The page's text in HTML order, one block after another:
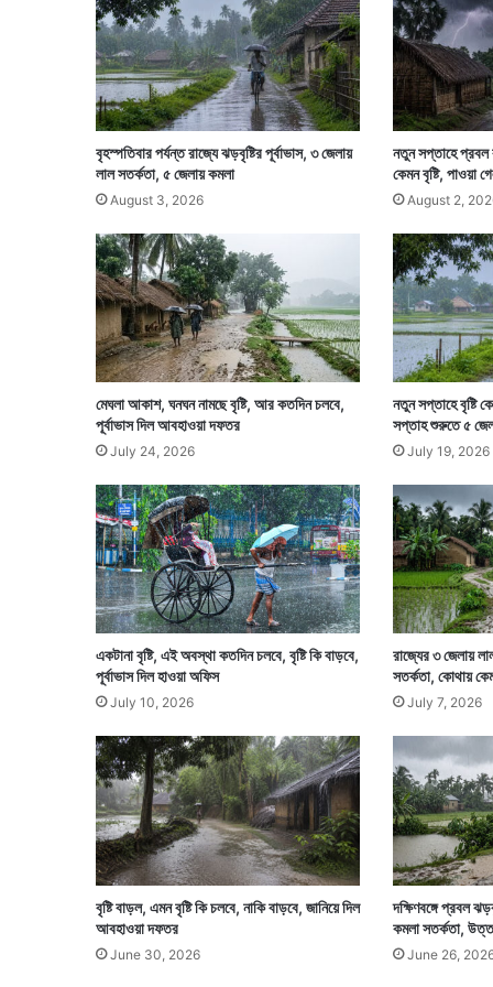
না
মে
সি
!
বৃহস্পতিবার পর্যন্ত রাজ্যে ঝড়বৃষ্টির পূর্বাভাস, ৩ জেলায়
লাল সতর্কতা, ৫ জেলায় কমলা
August 3, 2026
নতুন সপ্তাহে প্রবল
কেমন বৃষ্টি, পাওয়া
August 2,
মেঘলা আকাশ, ঘনঘন নামছে বৃষ্টি, আর কতদিন চলবে,
পূর্বাভাস দিল আবহাওয়া দফতর
July 24, 2026
নতুন সপ্তাহে বৃষ্টি
সপ্তাহ শুরুতে ৫
July 19, 2026
একটানা বৃষ্টি, এই অবস্থা কতদিন চলবে, বৃষ্টি কি বাড়বে,
পূর্বাভাস দিল হাওয়া অফিস
July 10, 2026
রাজ্যের ৩ জেলায়
সতর্কতা, কোথায়
July 7, 2026
বৃষ্টি বাড়ল, এমন বৃষ্টি কি চলবে, নাকি বাড়বে, জানিয়ে দিল
আবহাওয়া দফতর
June 30, 2026
দক্ষিণবঙ্গে প্রবল
কমলা সতর্কতা,
June 26,